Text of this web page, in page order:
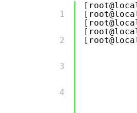
        1
        2
        3
        4